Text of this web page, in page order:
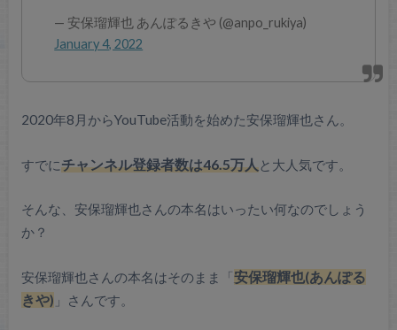
— 安保瑠輝也 あんぽるきや (@anpo_rukiya)
January 4, 2022
2020年8月からYouTube活動を始めた安保瑠輝也さん。
すでにチャンネル登録者数は46.5万人と大人気です。
そんな、安保瑠輝也さんの本名はいったい何なのでしょう
か？
安保瑠輝也さんの本名はそのまま「安保瑠輝也(あんぽる
きや) 」さんです。